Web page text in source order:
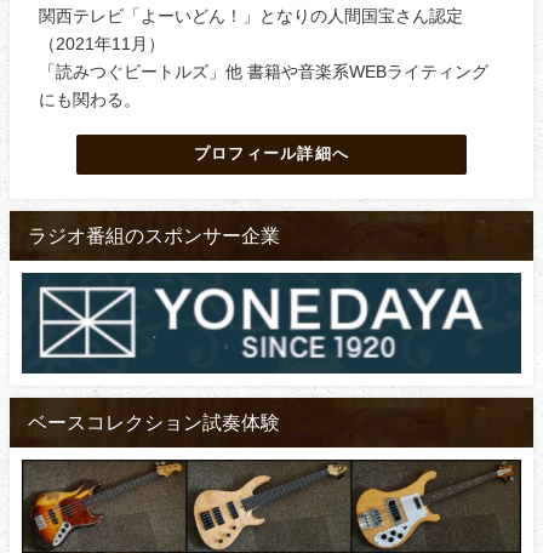
関西テレビ「よーいどん！」となりの人間国宝さん認定
（2021年11月）
「読みつぐビートルズ」他 書籍や音楽系WEBライティング
にも関わる。
プロフィール詳細へ
ラジオ番組のスポンサー企業
ベースコレクション試奏体験